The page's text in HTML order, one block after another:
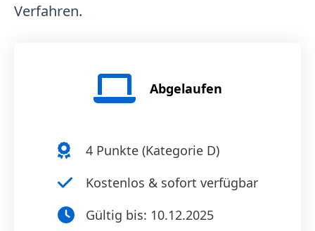
Verfahren.
Abgelaufen
4Punkte (Kategorie D)
Kostenlos & sofort verfügbar
Gültig bis: 10.12.2025